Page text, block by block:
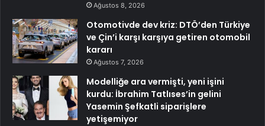
Ağustos 8, 2026
Otomotivde dev kriz: DTÖ’den Türkiye
ve Çin’i karşı karşıya getiren otomobil
kararı
Ağustos 7, 2026
Modelliğe ara vermişti, yeni işini
kurdu: İbrahim Tatlıses’in gelini
Yasemin Şefkatli siparişlere
yetişemiyor